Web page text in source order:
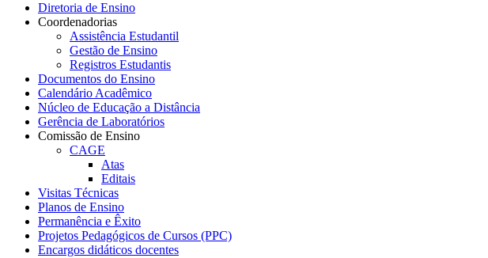
Diretoria de Ensino
Coordenadorias
Assistência Estudantil
Gestão de Ensino
Registros Estudantis
Documentos do Ensino
Calendário Acadêmico
Núcleo de Educação a Distância
Gerência de Laboratórios
Comissão de Ensino
CAGE
Atas
Editais
Visitas Técnicas
Planos de Ensino
Permanência e Êxito
Projetos Pedagógicos de Cursos (PPC)
Encargos didáticos docentes